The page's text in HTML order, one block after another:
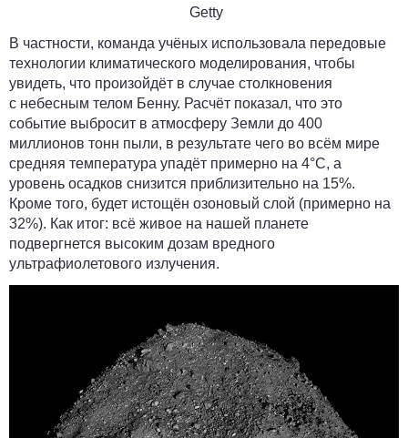
Getty
В частности, команда учёных использовала передовые
технологии климатического моделирования, чтобы
увидеть, что произойдёт в случае столкновения
с небесным телом Бенну. Расчёт показал, что это
событие выбросит в атмосферу Земли до 400
миллионов тонн пыли, в результате чего во всём мире
средняя температура упадёт примерно на 4°C, а
уровень осадков снизится приблизительно на 15%.
Кроме того, будет истощён озоновый слой (примерно на
32%). Как итог: всё живое на нашей планете
подвергнется высоким дозам вредного
ультрафиолетового излучения.